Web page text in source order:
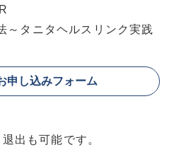
～タニタヘルスリンク実践
申し込みフォーム
出も可能です。